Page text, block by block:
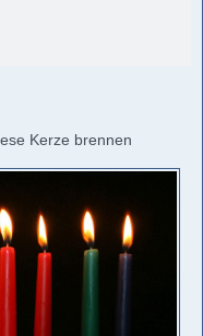
Kerze brennen